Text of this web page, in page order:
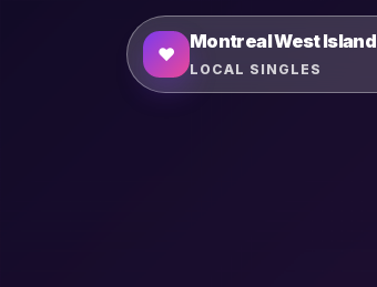
♥
Montreal West Island
LOCAL SINGLES